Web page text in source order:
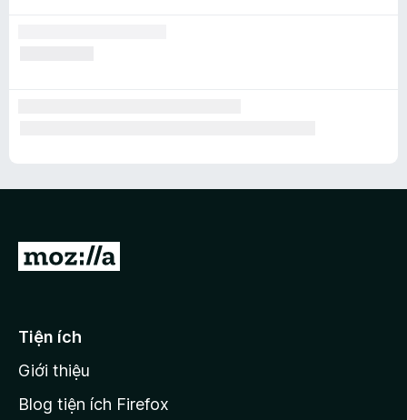
Đ
ế
t
r
Tiện ích
Giới thiệu
Blog tiện ích Firefox